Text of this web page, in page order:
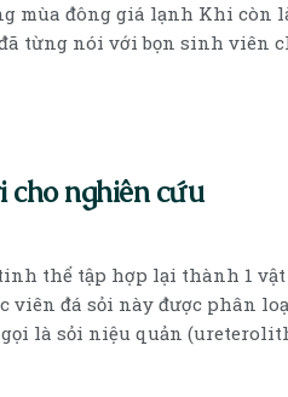
mùa đông giá lạnh Khi còn
từng nói với bọn sinh viên
nghiên cứu
thể tập hợp lại thành 1
viên đá sỏi này được phân
là sỏi niệu quản